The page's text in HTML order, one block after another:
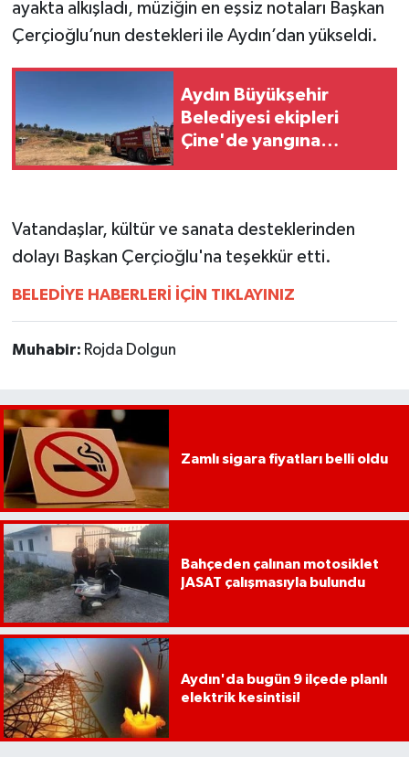
ayakta alkışladı, müziğin en eşsiz notaları Başkan
Çerçioğlu’nun destekleri ile Aydın’dan yükseldi.
Aydın Büyükşehir
Belediyesi ekipleri
Çine'de yangına
Vatandaşlar, kültür ve sanata desteklerinden
dolayı Başkan Çerçioğlu'na teşekkür etti.
BELEDİYE HABERLERİ İÇİN TIKLAYINIZ
Muhabir: Rojda Dolgun
Zamlı sigara fiyatları belli oldu
Bahçeden çalınan motosiklet
JASAT çalışmasıyla bulundu
Aydın'da bugün 9 ilçede planlı
elektrik kesintisi!
UŞAK